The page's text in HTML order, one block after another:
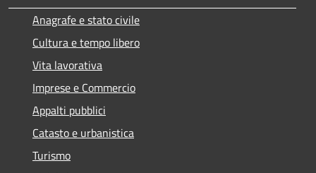
Anagrafe e stato civile
Cultura e tempo libero
Vita lavorativa
Imprese e Commercio
Appalti pubblici
Catasto e urbanistica
Turismo